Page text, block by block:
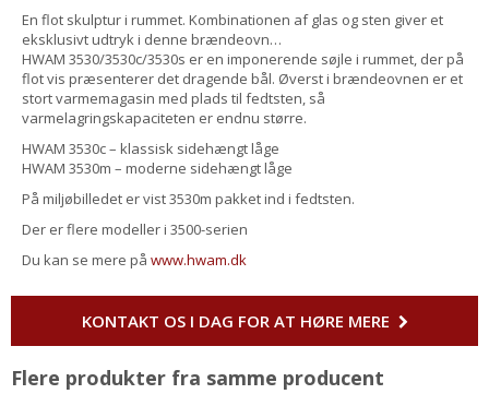
En flot skulptur i rummet. Kombinationen af glas og sten giver et
eksklusivt udtryk i denne brændeovn…
HWAM 3530/3530c/3530s er en imponerende søjle i rummet, der på
flot vis præsenterer det dragende bål. Øverst i brændeovnen er et
stort varmemagasin med plads til fedtsten, så
varmelagringskapaciteten er endnu større.
HWAM 3530c – klassisk sidehængt låge
HWAM 3530m – moderne sidehængt låge
På miljøbilledet er vist 3530m pakket ind i fedtsten.
Der er flere modeller i 3500-serien
Du kan se mere på www.hwam.dk
KONTAKT OS I DAG FOR AT HØRE MERE
Flere produkter fra samme producent